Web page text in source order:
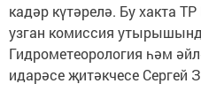
кадәр күтәрелә. Бу хакта
узган комиссия
Гидрометеорология һәм
идарәсе җитәкчесе Сергей